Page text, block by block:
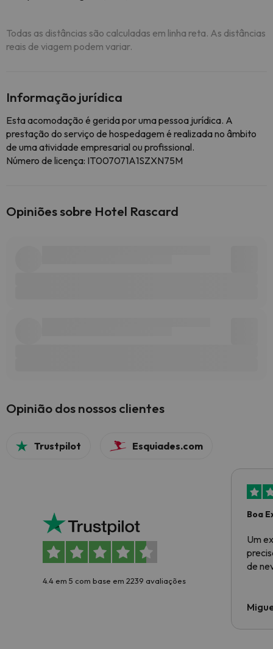
Todas as distâncias são calculadas em linha reta. As distâncias
reais de viagem podem variar.
Informação jurídica
Esta acomodação é gerida por uma pessoa jurídica. A
prestação do serviço de hospedagem é realizada no âmbito
de uma atividade empresarial ou profissional.
Número de licença: IT007071A1SZXN75M
Opiniões sobre Hotel Rascard
Opinião dos nossos clientes
Trustpilot Esquiades.com
4.4 em 5 com base em 2239 avaliações
Boa
Um
de